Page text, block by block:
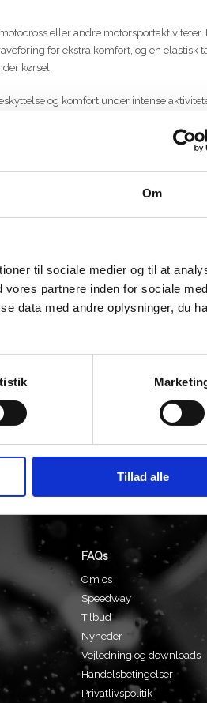
Om
til sociale medier og til at
partnere inden for sociale
data med andre oplysninger, du
Tillad alle
eller andre motorsportaktiviteter.
for ekstra komfort, og en elastisk
kørsel.
og komfort under intense
Cup
Junior
Wulf
Str. 33
FAQs
Om os
Speedway
Tilbud
Nyheder
Vejledning og downloads
Handelsbetingelser
Privatlivspolitik